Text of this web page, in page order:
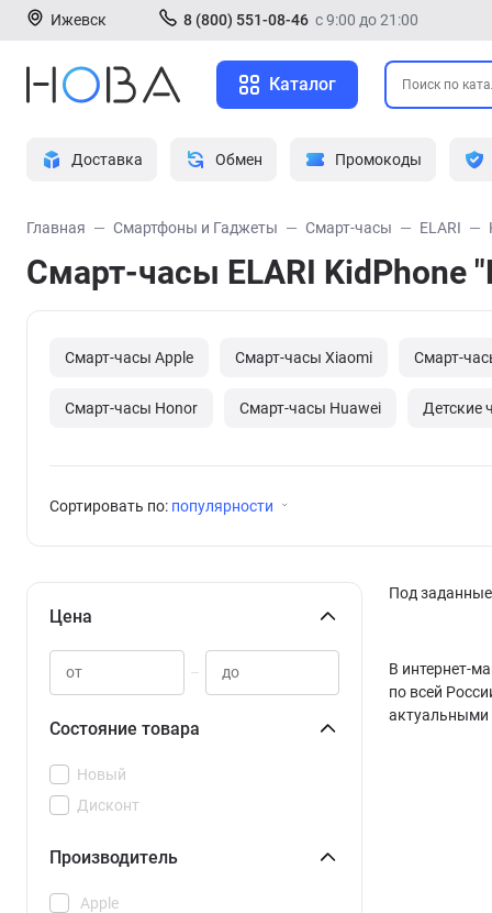
Ижевск 8 (800) 551-08-46 с 9:00 до 21:00
Каталог
Доставка Обмен Промокоды
Главная Смартфоны и Гаджеты Смарт-часы ELARI
Смарт-часы ELARI KidPhone
Смарт-часы Apple Смарт-часы Xiaomi Смарт-
Смарт-часы Honor Смарт-часы Huawei Детские
Сортировать по: популярности
Цена
–
Состояние товара
Новый
Дисконт
Производитель
Apple
Под
В интернет-
по всей
актуальными